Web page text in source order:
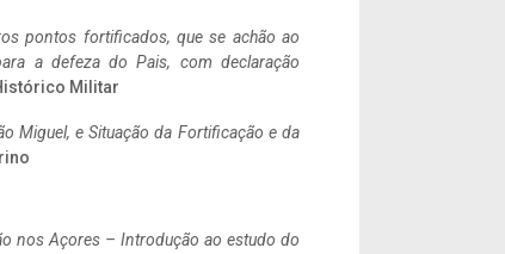
pontos fortificados, que se achão ao
a defeza do Pais, com declaração
Militar
Miguel, e Situação da Fortificação e da
nos Açores – Introdução ao estudo do